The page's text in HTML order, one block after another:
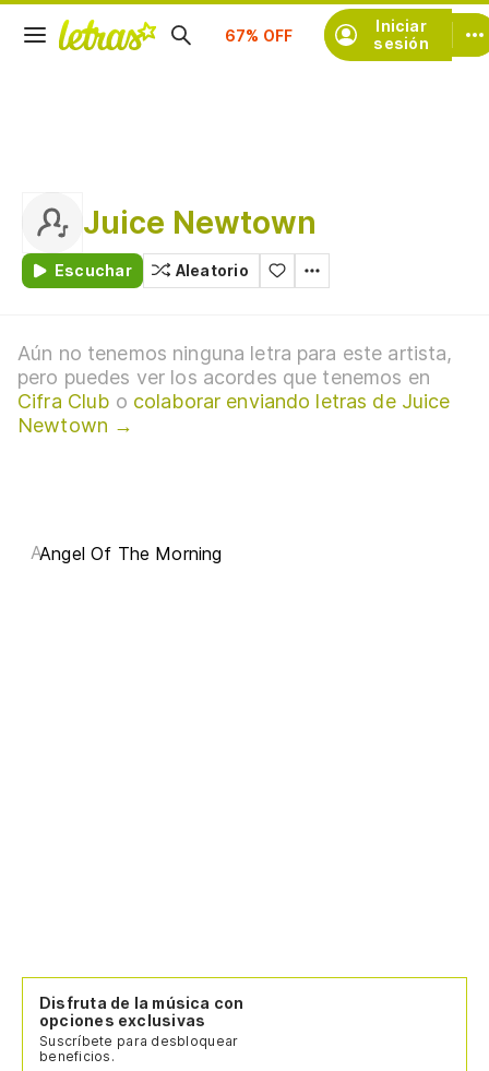
Iniciar
sesión
Suscríbete
Juice Newtown
Escuchar Aleatorio
Aún no tenemos ninguna letra para este artista,
pero puedes ver los acordes que tenemos en
Cifra Club o colaborar enviando letras de Juice
Newtown →
AAngel Of The Morning
Disfruta de la música con
opciones exclusivas
Suscríbete para desbloquear
beneficios.